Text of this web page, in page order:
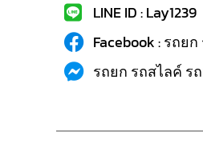
LINE ID : Lay1239
Facebook : รถย
รถยก รถสไลค์ รถ